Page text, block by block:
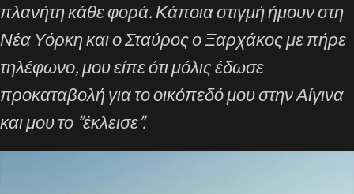
πλανήτη κάθε φορά. Κάποια στιγμή ήμουν στη
Νέα Υόρκη και ο Σταύρος ο Ξαρχάκος με πήρε
τηλέφωνο, μου είπε ότι μόλις έδωσε
προκαταβολή για το οικόπεδό μου στην Αίγινα
και μου το ”έκλεισε”.